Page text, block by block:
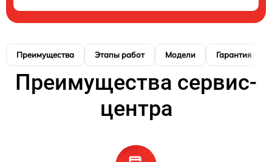
Преимущества Этапы работ Модели Гарантия
Преимущества сервис-
центра